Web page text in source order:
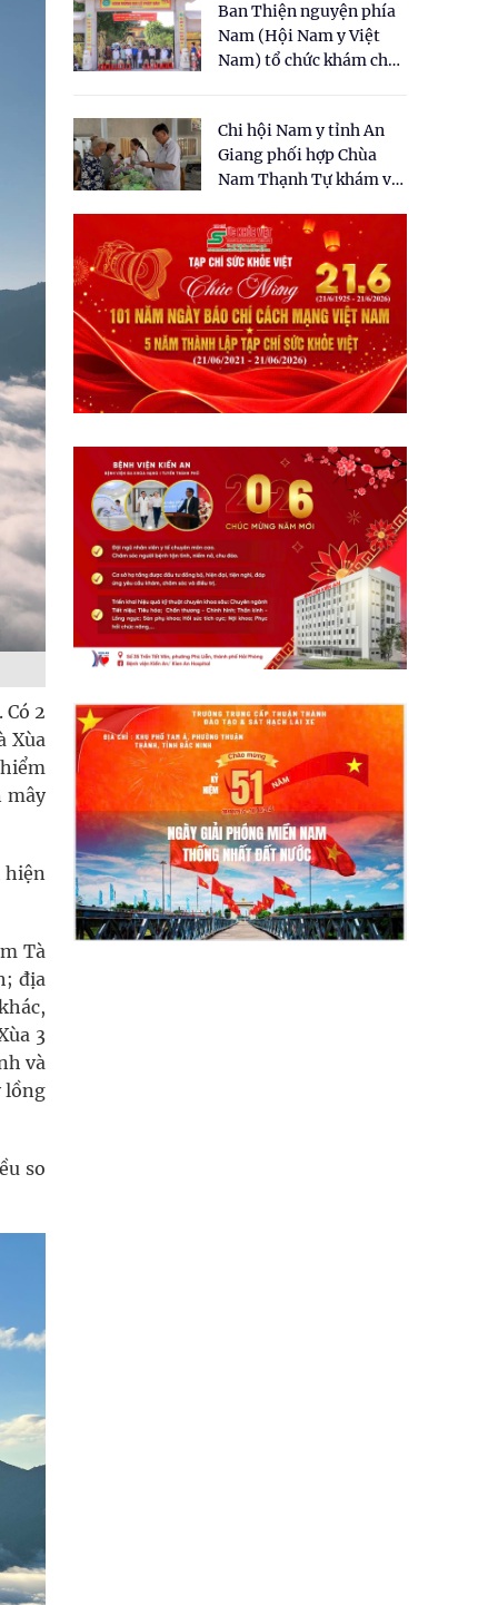
2
Xùa
mây
hiện
Tà
địa
3
và
lồng
so
Ban Thiện nguyện phía
Nam (Hội Nam y Việt
Nam) tổ chức khám chữa
dân tại xã Tân Tập
Chi hội Nam y tỉnh An
Giang phối hợp Chùa
Nam Thạnh Tự khám và
nhân dân